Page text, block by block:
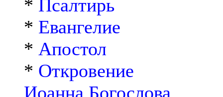
* Псалтирь
* Евангелие
* Апостол
* Откровение
Иоанна Богослова